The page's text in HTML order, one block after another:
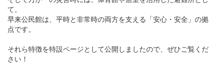
て。
早来公民館は、平時と非常時の両方を支える「安心・安全」の拠
点です。
それら特徴を特設ページとして公開しましたので、ぜひご覧くだ
さい！